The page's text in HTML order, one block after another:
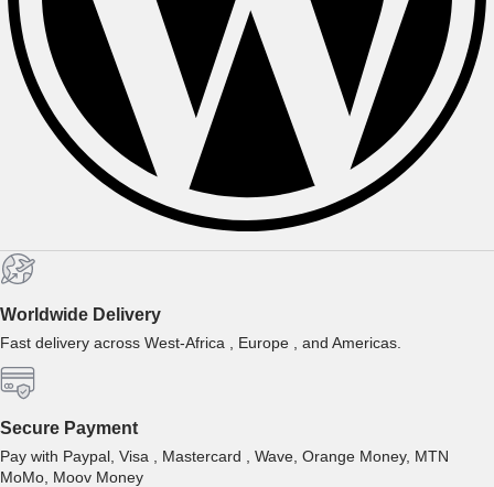
Worldwide Delivery
Fast delivery across West-Africa , Europe , and Americas.
Secure Payment
Pay with Paypal, Visa , Mastercard , Wave, Orange Money, MTN
MoMo, Moov Money